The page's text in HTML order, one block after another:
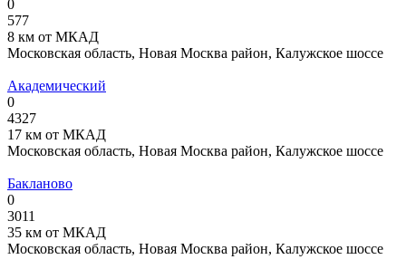
0
577
8 км от МКАД
Московская область, Новая Москва район, Калужское шоссе
Академический
0
4327
17 км от МКАД
Московская область, Новая Москва район, Калужское шоссе
Бакланово
0
3011
35 км от МКАД
Московская область, Новая Москва район, Калужское шоссе